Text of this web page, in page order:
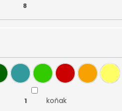
8
1 koňak